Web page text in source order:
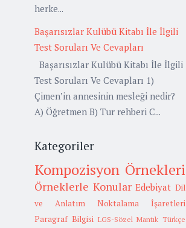
herke...
Başarısızlar Kulübü Kitabı İle İlgili
Test Soruları Ve Cevapları
Başarısızlar Kulübü Kitabı İle İlgili
Test Soruları Ve Cevapları 1)
Çimen’in annesinin mesleği nedir?
A) Öğretmen B) Tur rehberi C...
Kategoriler
Kompozisyon Örnekleri
Örneklerle Konular Edebiyat Dil
ve Anlatım
Noktalama İşaretleri
Paragraf Bilgisi LGS-Sözel Mantık Türkçe